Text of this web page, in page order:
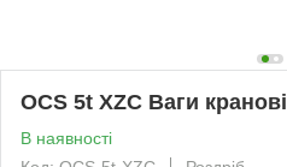
OCS 5t XZC Ваги
В наявності